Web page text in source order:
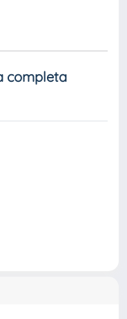
completa